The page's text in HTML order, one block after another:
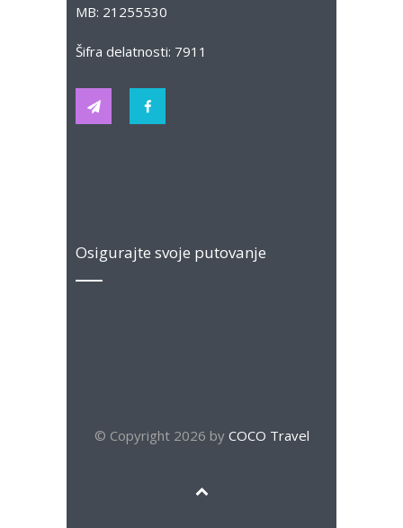
MB: 21255530
Šifra delatnosti: 7911
Osigurajte svoje putovanje
© Copyright 2026 by COCO Travel